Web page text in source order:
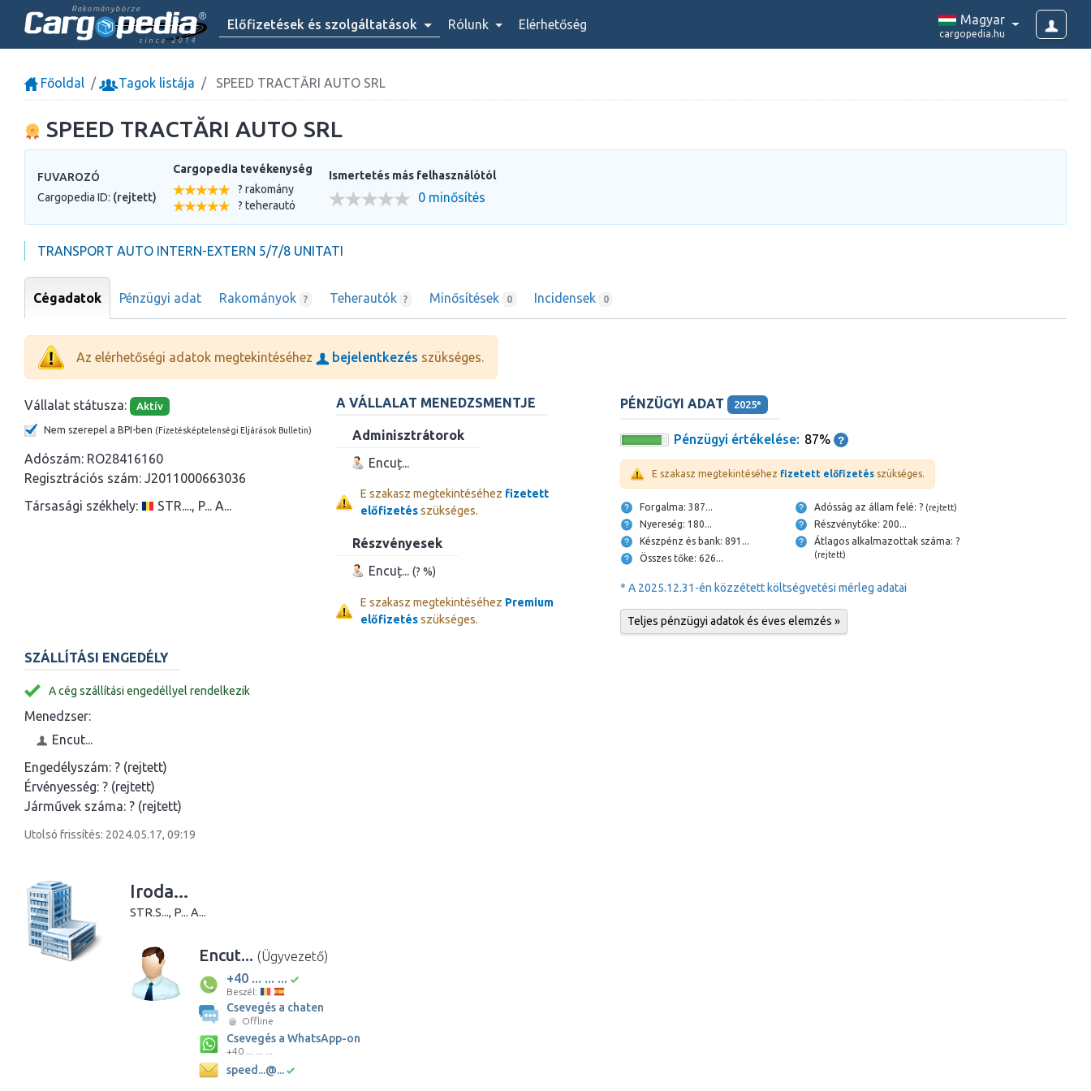
Rakománybörze
since 2014
Előfizetések és szolgáltatások Rólunk Elérhetőség Magyar
cargopedia.hu
Főoldal Tagok listája SPEED TRACTĂRI AUTO SRL
SPEED TRACTĂRI AUTO SRL
FUVAROZÓ
Cargopedia ID: (rejtett)
Cargopedia tevékenység
? rakomány
? teherautó
Ismertetés más felhasználótól
0 minősítés
TRANSPORT AUTO INTERN-EXTERN 5/7/8 UNITATI
Cégadatok Pénzügyi adat Rakományok ? Teherautók ? Minősítések 0 Incidensek 0
Az elérhetőségi adatok megtekintéséhez bejelentkezés szükséges.
Vállalat státusza: Aktív
Nem szerepel a BPI-ben (Fizetésképtelenségi Eljárások Bulletin)
Adószám: RO28416160
Regisztrációs szám: J2011000663036
Társasági székhely:
STR...., P... A...
A VÁLLALAT MENEDZSMENTJE
Adminisztrátorok
Encuț...
E szakasz megtekintéséhez fizetett
előfizetésszükséges.
Részvényesek
Encuț... (? %)
E szakasz megtekintéséhez Premium
előfizetésszükséges.
PÉNZÜGYI ADAT 2025*
Pénzügyi értékelése: 87%
E szakasz megtekintéséhez fizetett előfizetés szükséges.
Forgalma: 387...
Nyereség: 180...
Készpénz és bank: 891...
Összes tőke: 626...
Adósság az állam felé: ? (rejtett)
Részvénytőke: 200...
Átlagos alkalmazottak száma: ?
(rejtett)
* A 2025.12.31-én közzétett költségvetési mérleg adatai
Teljes pénzügyi adatok és éves elemzés »
SZÁLLÍTÁSI ENGEDÉLY
A cég szállítási engedéllyel rendelkezik
Menedzser:
Encut...
Engedélyszám: ? (rejtett)
Érvényesség: ? (rejtett)
Járművek száma: ? (rejtett)
Utolsó frissítés: 2024.05.17, 09:19
Iroda...
STR.S..., P... A...
Encut... (Ügyvezető)
+40 ... ... ...
Beszél:
Csevegés a chaten
Offline
Csevegés a WhatsApp-on
+40 ... ... ...
speed...@...